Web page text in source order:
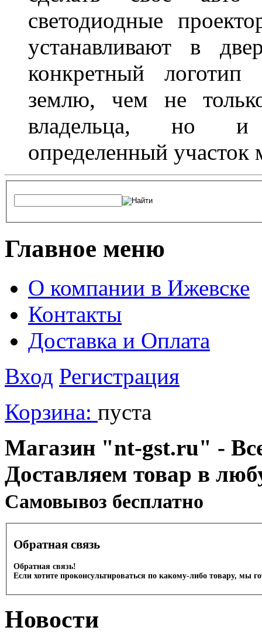
светодиодные
устанавливают в
конкретный логотип
землю, чем не
владельца, но и
определенный участок
Главное меню
О компании в Ижевске
Контакты
Доставка и Оплата
Вход Регистрация
Корзина: пуста
Магазин "nt-gst.ru" -
Доставляем товар в
Cамовывоз бесплатно
Обратная связь
Обратная связь!
Если хотите проконсультироваться по какому-либо товару, мы
Новости